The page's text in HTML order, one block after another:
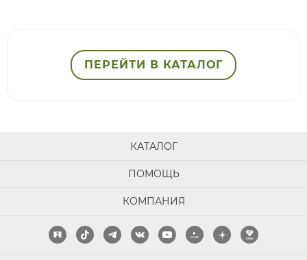
ПЕРЕЙТИ В КАТАЛОГ
КАТАЛОГ
ПОМОЩЬ
КОМПАНИЯ